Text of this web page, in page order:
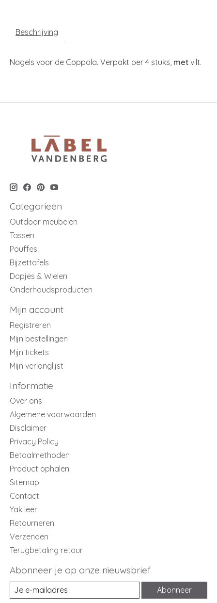
Beschrijving
Nagels voor de Coppola. Verpakt per 4 stuks, met vilt.
Categorieën
Outdoor meubelen
Tassen
Pouffes
Bijzettafels
Dopjes & Wielen
Onderhoudsproducten
Mijn account
Registreren
Mijn bestellingen
Mijn tickets
Mijn verlanglijst
Informatie
Over ons
Algemene voorwaarden
Disclaimer
Privacy Policy
Betaalmethoden
Product ophalen
Sitemap
Contact
Yak leer
Retourneren
Verzenden
Terugbetaling retour
Abonneer je op onze nieuwsbrief
Abonneer